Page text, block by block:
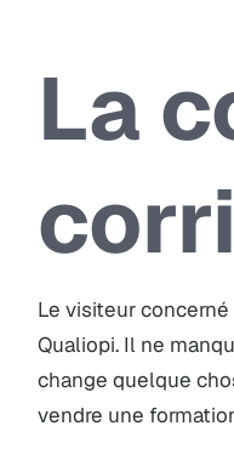
La
Le visiteur
Qualiopi. Il ne
change quelque
vendre une